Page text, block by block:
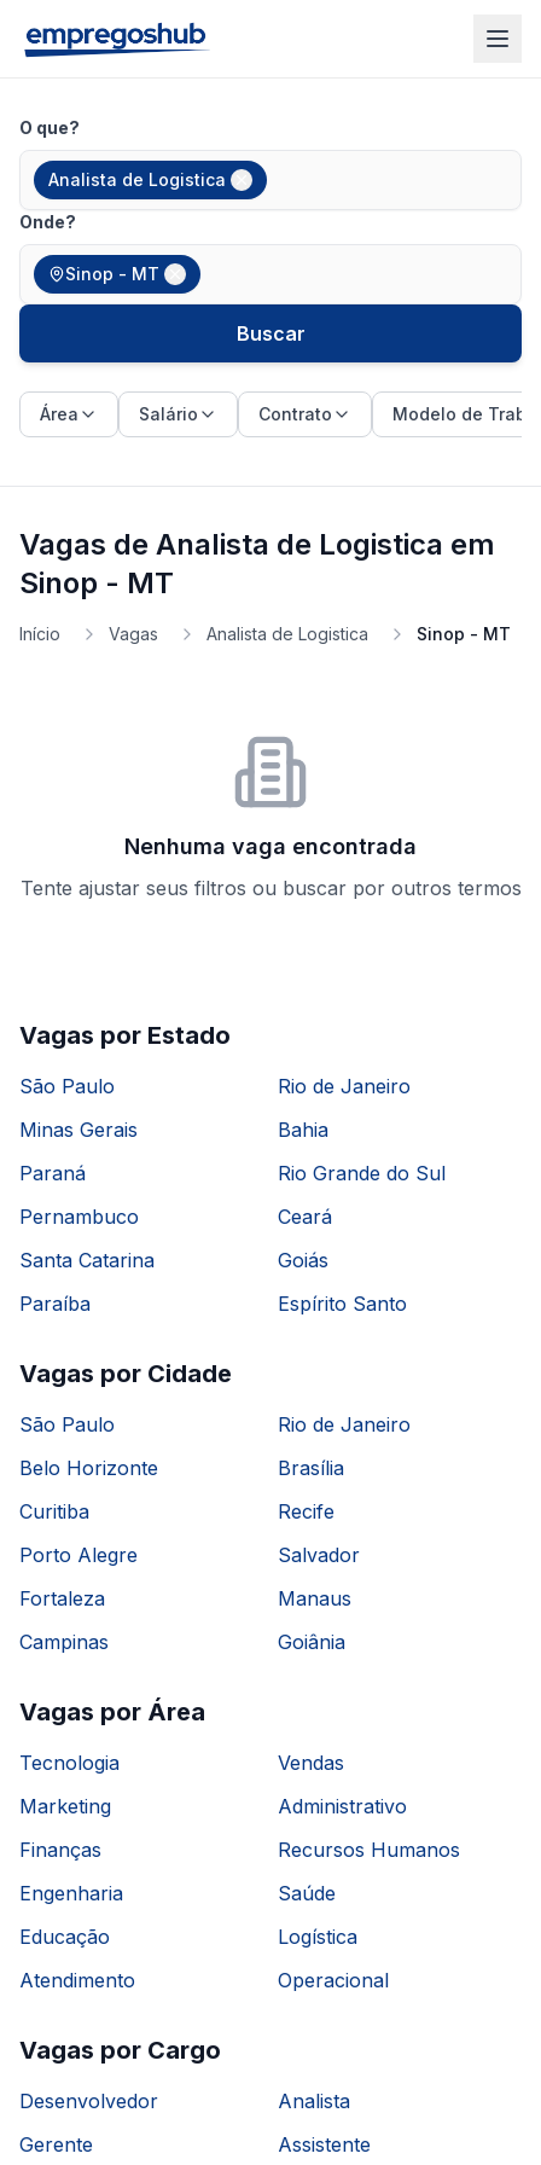
O que?
Analista de Logistica
Onde?
Sinop - MT
Buscar
Área Salário Contrato Modelo de
Vagas de Analista de Logistica em
Sinop - MT
Início Vagas Analista de Logistica Sinop - MT
Nenhuma vaga encontrada
Tente ajustar seus filtros ou buscar por outros termos
Vagas por Estado
São Paulo
Rio de Janeiro
Minas Gerais
Bahia
Paraná
Rio Grande do Sul
Pernambuco
Ceará
Santa Catarina
Goiás
Paraíba
Espírito Santo
Vagas por Cidade
São Paulo
Rio de Janeiro
Belo Horizonte
Brasília
Curitiba
Recife
Porto Alegre
Salvador
Fortaleza
Manaus
Campinas
Goiânia
Vagas por Área
Tecnologia
Vendas
Marketing
Administrativo
Finanças
Recursos Humanos
Engenharia
Saúde
Educação
Logística
Atendimento
Operacional
Vagas por Cargo
Desenvolvedor
Analista
Gerente
Assistente